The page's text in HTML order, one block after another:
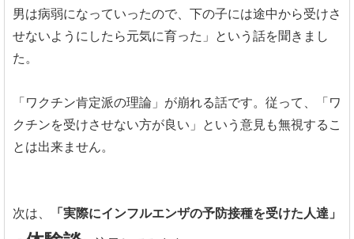
男は病弱になっていったので、下の子には途中から受けさ
せないようにしたら元気に育った」という話を聞きまし
た。
「ワクチン肯定派の理論」が崩れる話です。従って、「ワ
クチンを受けさせない方が良い」という意見も無視するこ
とは出来ません。
次は、
「実際にインフルエンザの予防接種を受けた人達」